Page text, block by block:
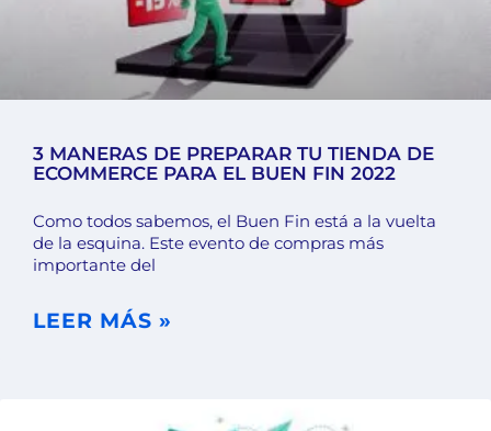
3 MANERAS DE PREPARAR TU TIENDA DE
ECOMMERCE PARA EL BUEN FIN 2022
Como todos sabemos, el Buen Fin está a la vuelta
de la esquina. Este evento de compras más
importante del
LEER MÁS »